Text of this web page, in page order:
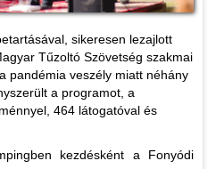
sikeresen lezajlott
Tűzoltó Szövetség szakmai
pandémia veszély miatt néhány
a programot, a
464 látogatóval és
kezdésként a Fonyódi